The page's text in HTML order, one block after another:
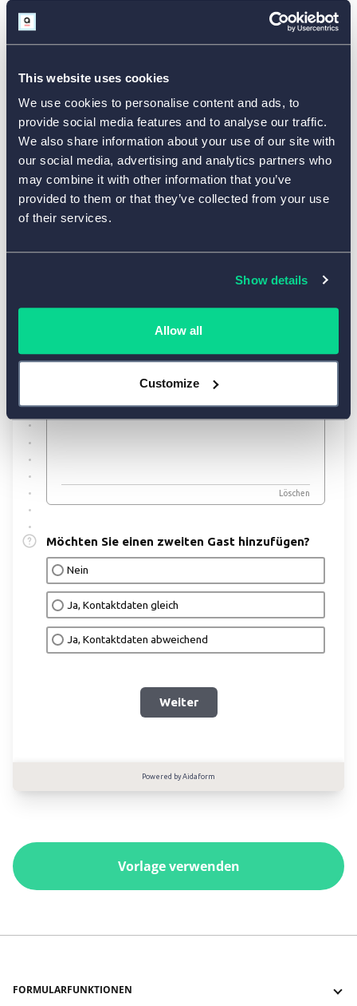
This website uses cookies
We use cookies to personalise content and ads, to
provide social media features and to analyse our traffic.
We also share information about your use of our site with
our social media, advertising and analytics partners who
may combine it with other information that you’ve
provided to them or that they’ve collected from your use
of their services.
Show details
Allow all
Customize
Vorlage verwenden
FORMULARFUNKTIONEN